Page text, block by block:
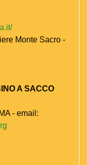
Monte Sacro -
A SACCO
- email: